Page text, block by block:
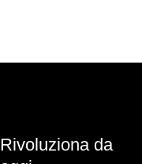
Rivoluziona da